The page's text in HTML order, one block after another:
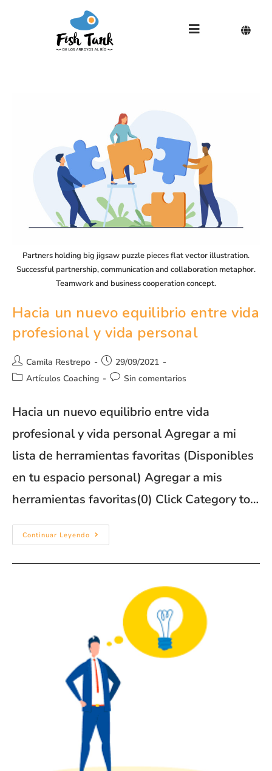
Partners holding big jigsaw puzzle pieces flat vector illustration.
Successful partnership, communication and collaboration metaphor.
Teamwork and business cooperation concept.
Hacia un nuevo equilibrio entre vida
profesional y vida personal
Camila Restrepo
29/09/2021
Artículos Coaching
Sin comentarios
Hacia un nuevo equilibrio entre vida
profesional y vida personal Agregar a mi
lista de herramientas favoritas (Disponibles
en tu espacio personal) Agregar a mis
herramientas favoritas(0) Click Category to…
Continuar Leyendo